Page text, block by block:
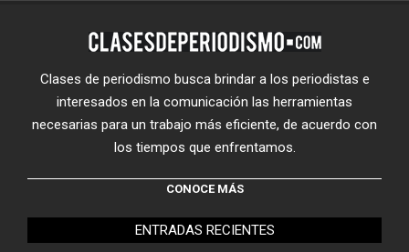
Clases de periodismo busca brindar a los periodistas e
interesados en la comunicación las herramientas
necesarias para un trabajo más eficiente, de acuerdo con
los tiempos que enfrentamos.
CONOCE MÁS
ENTRADAS RECIENTES